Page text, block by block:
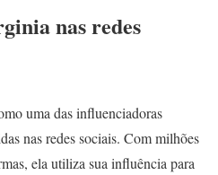
nas redes
uma das influenciadoras
nas redes sociais. Com milhões
ela utiliza sua influência para